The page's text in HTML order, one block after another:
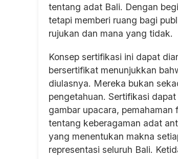
tentang adat Bali. Dengan
tetapi memberi ruang bagi
rujukan dan mana yang tidak.
Konsep sertifikasi ini dapat
bersertifikat menunjukkan
diulasnya. Mereka bukan
pengetahuan. Sertifikasi
gambar upacara,
tentang keberagaman adat
yang menentukan makna
representasi seluruh Bali.